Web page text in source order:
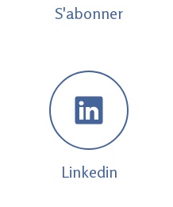
S'abonner
Linkedin